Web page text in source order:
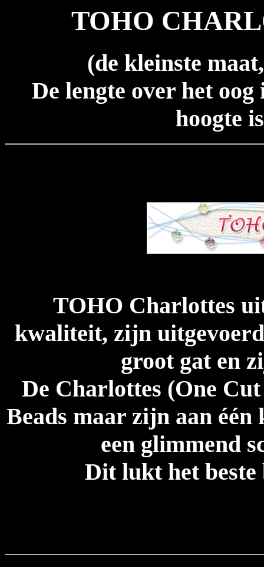
TOHO
(de kleinste
De lengte over het
hoogte
TOHO Charlottes
kwaliteit, zijn
groot gat en
De Charlottes (One
Beads maar zijn aan
een glimmend
Dit lukt het